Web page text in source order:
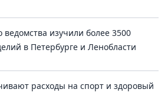
ведомства изучили более 3500
в Петербурге и Ленобласти
расходы на спорт и здоровый